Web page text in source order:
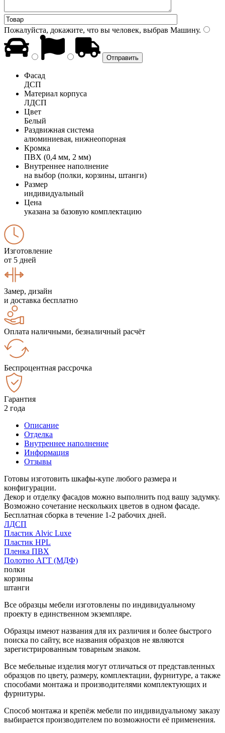
Пожалуйста, докажите, что вы человек, выбрав Машину.
Фасад
ДСП
Материал корпуса
ЛДСП
Цвет
Белый
Раздвижная система
алюминиевая, нижнеопорная
Кромка
ПВХ (0,4 мм, 2 мм)
Внутреннее наполнение
на выбор (полки, корзины, штанги)
Размер
индивидуальный
Цена
указана за базовую комплектацию
Изготовление
от 5 дней
Замер, дизайн
и доставка бесплатно
Оплата наличными, безналичный расчёт
Беспроцентная рассрочка
Гарантия
2 года
Описание
Отделка
Внутреннее наполнение
Информация
Отзывы
Готовы изготовить шкафы-купе любого размера и
конфигурации.
Декор и отделку фасадов можно выполнить под вашу задумку.
Возможно сочетание нескольких цветов в одном фасаде.
Бесплатная сборка в течение 1-2 рабочих дней.
ЛДСП
Пластик Alvic Luxe
Пластик HPL
Пленка ПВХ
Полотно АГТ (МДФ)
полки
корзины
штанги
Все образцы мебели изготовлены по индивидуальному
проекту в единственном экземпляре.
Образцы имеют названия для их различия и более быстрого
поиска по сайту, все названия образцов не являются
зарегистрированным товарным знаком.
Все мебельные изделия могут отличаться от представленных
образцов по цвету, размеру, комплектации, фурнитуре, а также
способами монтажа и производителями комплектующих и
фурнитуры.
Способ монтажа и крепёж мебели по индивидуальному заказу
выбирается производителем по возможности её применения.